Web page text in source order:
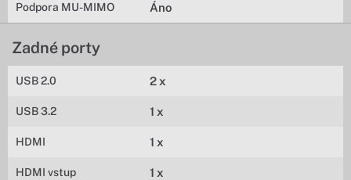
Podpora MU-MIMO Áno
Zadné porty
USB 2.0 2 x
USB 3.2 1 x
HDMI 1 x
HDMI vstup 1 x